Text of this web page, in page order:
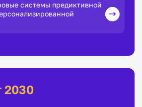
системы предиктивной
2030